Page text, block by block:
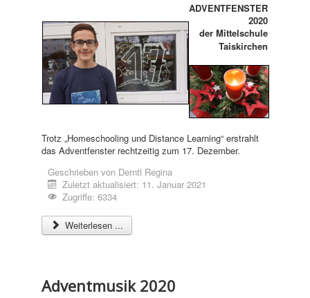
ADVENTFENSTER
2020
der Mittelschule
Taiskirchen
Trotz „Homeschooling und Distance Learning“ erstrahlt
das Adventfenster rechtzeitig zum 17. Dezember.
Geschrieben von Derntl Regina
Zuletzt aktualisiert: 11. Januar 2021
Zugriffe: 6334
Weiterlesen ...
Adventmusik 2020